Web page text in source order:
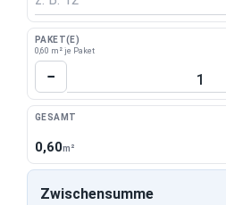
PAKET(E)
0,60 m² je Paket
Produkt Anzahl: Gib
−
GESAMT
0,60m²
Zwischensumme